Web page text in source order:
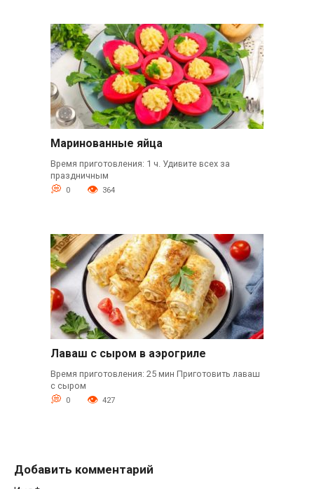
Маринованные яйца
Время приготовления: 1 ч. Удивите всех за
праздничным
0 364
Лаваш с сыром в аэрогриле
Время приготовления: 25 мин Приготовить лаваш
с сыром
0 427
Добавить комментарий